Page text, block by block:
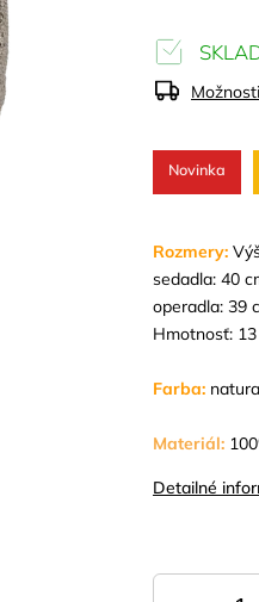
Novinka
Rozmery:
sedadla: 40
operadla: 39
Hmotnosť:
Farba:
Materiál:
Detailné